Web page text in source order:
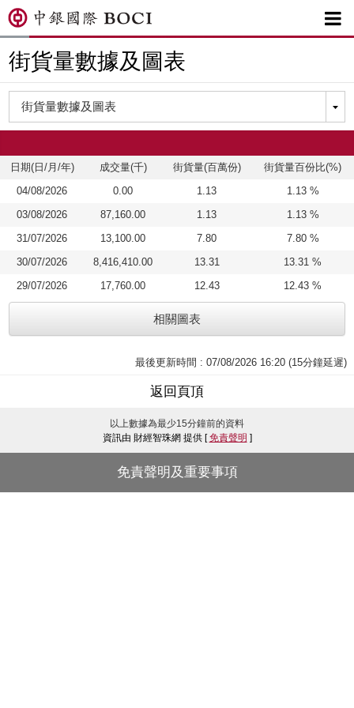

街貨量數據及圖表
日期(日/月/年) 成交量(千) 街貨量(百萬份)
街貨量百份比(%)
04/08/2026
0.00 1.13
1.13 %
03/08/2026
87,160.00 1.13
1.13 %
31/07/2026
13,100.00 7.80
7.80 %
30/07/2026
8,416,410.00 13.31
13.31 %
29/07/2026
17,760.00 12.43 12.43 %
相關圖表
最後更新時間 : 07/08/2026 16:20 (15分鐘延遲)
返回頁頂
以上數據為最少15分鐘前的資料
資訊由 財經智珠網 提供 [免責聲明 ]
免責聲明及重要事項